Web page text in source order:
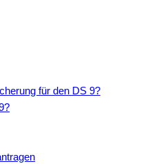
für den DS 9?